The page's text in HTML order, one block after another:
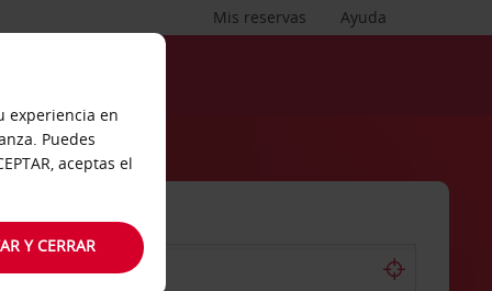
Ayuda
Mis reservas
experiencia en
Puedes
aceptas el
Y CERRAR